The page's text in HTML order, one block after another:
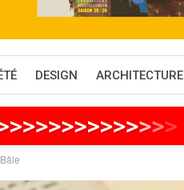
DESIGN ARCHITECTURE
>>>>>>>>>>>>>>